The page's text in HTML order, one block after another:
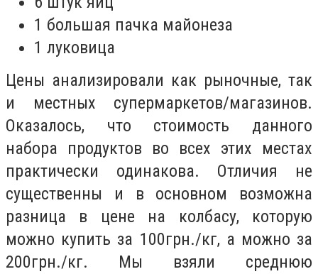
1 большая пачка майонеза
1 луковица
Цены анализировали как рыночные, так
и местных супермаркетов/магазинов.
Оказалось, что стоимость данного
набора продуктов во всех этих местах
практически одинакова. Отличия не
существенны и в основном возможна
разница в цене на колбасу, которую
можно купить за 100грн./кг, а можно за
200грн./кг. Мы взяли среднюю